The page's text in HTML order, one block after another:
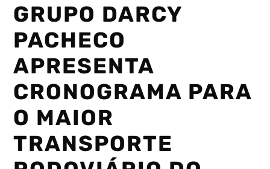
GRUPO DARCY
PACHECO
APRESENTA
CRONOGRAMA PARA
O MAIOR
TRANSPORTE